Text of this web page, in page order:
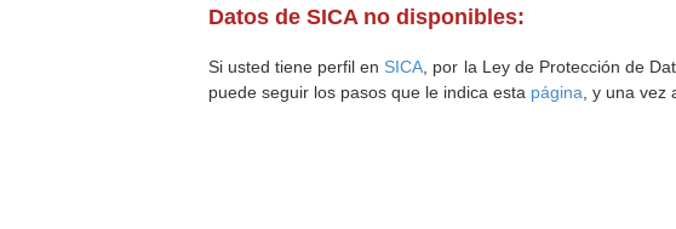
Datos de SICA no disponibles:
Si usted tiene perfil en SICA , por la Ley de Protección de
puede seguir los pasos que le indica esta página , y una